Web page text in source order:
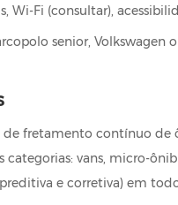
Fi (consultar),
senior, Volkswagen
fretamento contínuo de
vans, micro-
e corretiva) em